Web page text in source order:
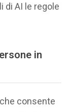
di AI le regole
in
consente